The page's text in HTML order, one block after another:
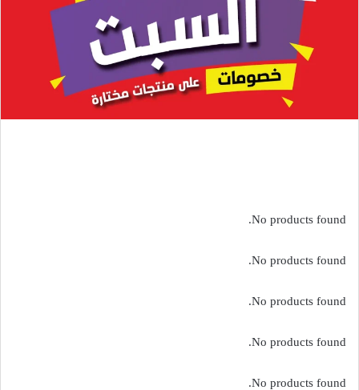
No products found.
No products found.
No products found.
No products found.
No products found.